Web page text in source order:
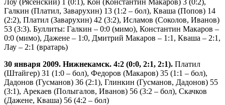
Галкин (Платил, Заварухин) 13 (1:2 – бол), Кваша (Попов) 14
(2:2), Платил (Заварухин) 42 (3:2), Исламов (Соколов, Иванов)
53 (3:3). Буллиты: Галкин – 0:0 (мимо), Константин Макаров –
0:0 (мимо), Дажене – 1:0, Дмитрий Макаров – 1:1, Кваша – 2:1,
Лау – 2:1 (вратарь)
30 января 2009. Нижнекамск. 4:2 (0:0, 2:1, 2:1). Платил
(Штайгер) 31 (1:0 – бол), Федоров (Макаров) 35 (1:1 – бол),
Дадонов (Гусманов) 36 (2:1), Глинкин (Гусманов, Дадонов) 55
(3:1), Арекаев (Полыгалов, Иванов) 56 (3:2 – бол), Скачков
(Дажене, Кваша) 56 (4:2 – бол)